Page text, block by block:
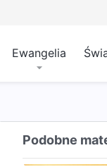
Ewangelia
Podobne